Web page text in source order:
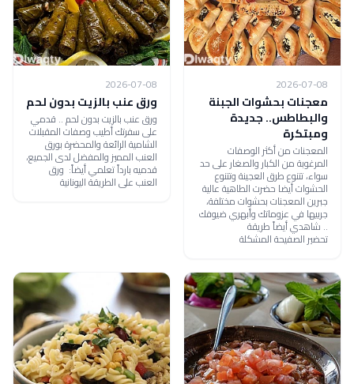
2026-07-08
معجنات بحشوات الجبنة
والبطاطس.. جديدة
ومبتكرة
المعجنات من أكثر الوصفات
المرغوبة من الكبار والصغار على حد
سواء، تتنوع طرق العجينة وتتنوع
الحشوات أيضا حضرت الطاهية عالية
جبرين المعجنات بحشوات مختلفة،
جربيها في عزوماتك وأبهري ضيوفك
.. شاهدي أيضاً طريقة
تحضير الصفيحة المشكلة
2026-07-08
ورق عنب بالزيت بدون لحم
ورق عنب بالزيت بدون لحم .. قدمي
على سفرتك أطيب وصفات المقبلات
الشامية الرائعة والمحضرة بورق
العنب المميز والمفضل لدى الجميع،
قدميه بارداً تعلمي أيضاً: ورق
العنب على الطريقة اليونانية